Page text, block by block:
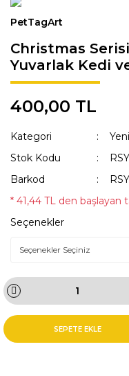
PetTagArt
Christmas
Yuvarlak Kedi
400,00 TL
Kategori
Stok Kodu
Barkod
* 41,44 TL den başlayan
Seçenekler
SEPETE EKLE